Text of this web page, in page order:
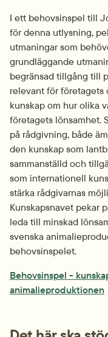
I ett behovsinspel till
för denna utlysning,
utmaningar som
grundläggande
begränsad tillgång till
relevant för företagets
kunskap om hur olika
företagets lönsamhet.
på rådgivning, både
den kunskap som
sammanställd och
som internationell
stärka rådgivarnas
Kunskapsnavet pekar
leda till minskad
svenska
behovsinspelet.
Behovsinspel -
animalieproduktionen